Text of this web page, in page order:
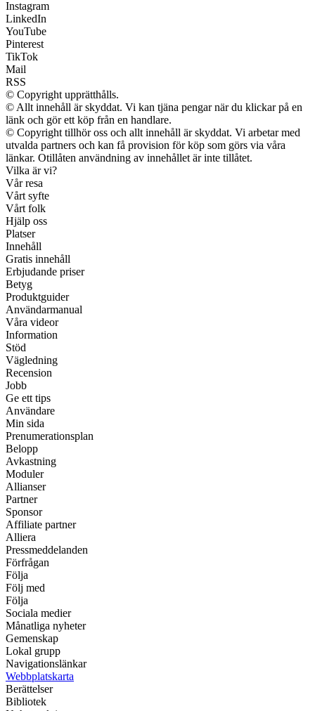
Instagram
LinkedIn
YouTube
Pinterest
TikTok
Mail
RSS
© Copyright upprätthålls.
© Allt innehåll är skyddat. Vi kan tjäna pengar när du klickar på en
länk och gör ett köp från en handlare.
© Copyright tillhör oss och allt innehåll är skyddat. Vi arbetar med
utvalda partners och kan få provision för köp som görs via våra
länkar. Otillåten användning av innehållet är inte tillåtet.
Vilka är vi?
Vår resa
Vårt syfte
Vårt folk
Hjälp oss
Platser
Innehåll
Gratis innehåll
Erbjudande priser
Betyg
Produktguider
Användarmanual
Våra videor
Information
Stöd
Vägledning
Recension
Jobb
Ge ett tips
Användare
Min sida
Prenumerationsplan
Belopp
Avkastning
Moduler
Allianser
Partner
Sponsor
Affiliate partner
Alliera
Pressmeddelanden
Förfrågan
Följa
Följ med
Följa
Sociala medier
Månatliga nyheter
Gemenskap
Lokal grupp
Navigationslänkar
Webbplatskarta
Berättelser
Bibliotek